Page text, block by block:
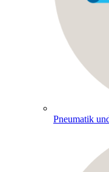
Pneumatik